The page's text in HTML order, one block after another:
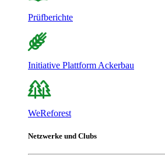
Prüfberichte
Initiative Plattform Ackerbau
WeReforest
Netzwerke und Clubs